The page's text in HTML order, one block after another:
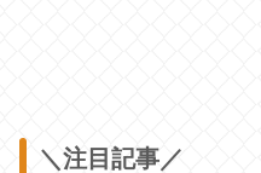
＼注目記事／